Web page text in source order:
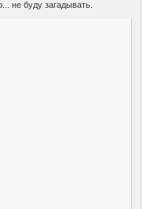
не буду загадывать.